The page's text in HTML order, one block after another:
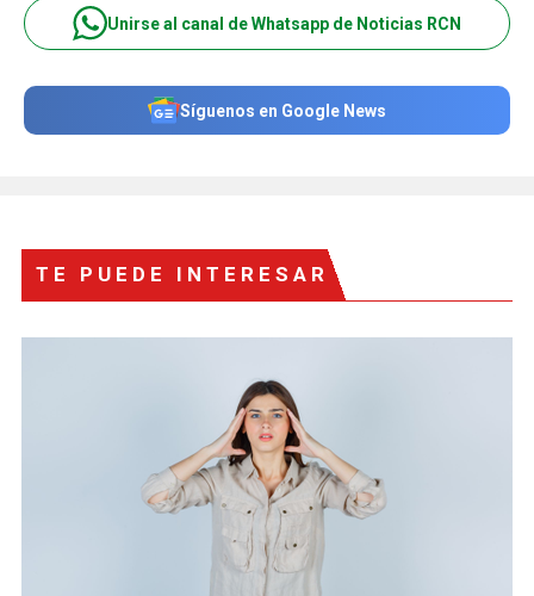
Unirse al canal de Whatsapp de Noticias RCN
Síguenos en Google News
TE PUEDE INTERESAR